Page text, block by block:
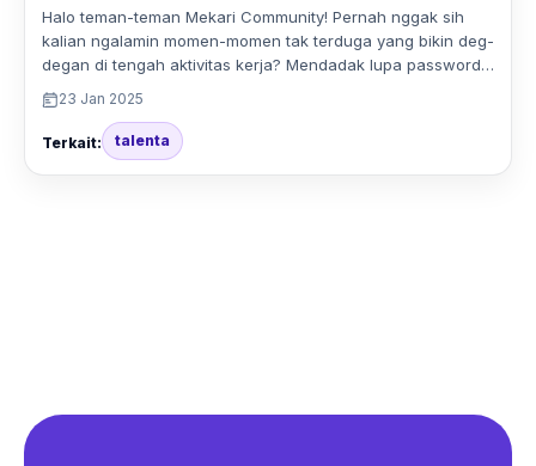
Halo teman-teman Mekari Community! Pernah nggak sih
kalian ngalamin momen-momen tak terduga yang bikin deg-
degan di tengah aktivitas kerja? Mendadak lupa password…
23 Jan 2025
Terkait: talenta